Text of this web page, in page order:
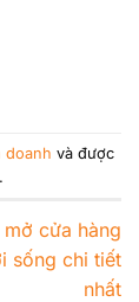
doanh và được
.
cửa hàng
sống chi tiết
nhất